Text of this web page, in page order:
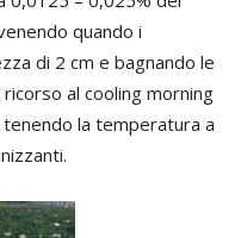
quando i
di 2 cm e bagnando le
al cooling morning
la temperatura a